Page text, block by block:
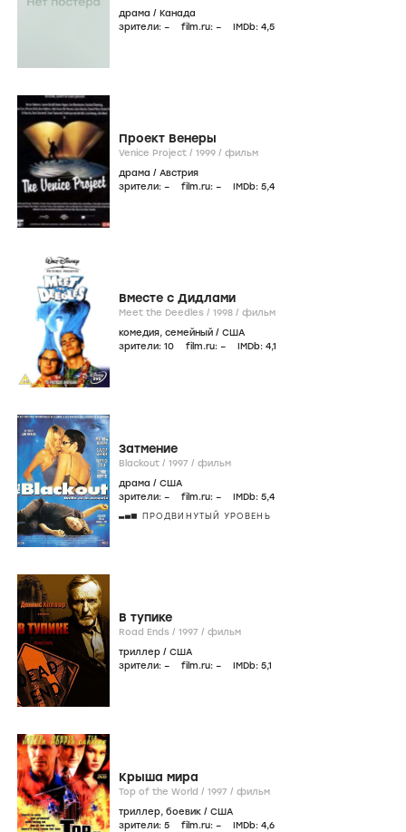
драма / Канада
зрители: – film.ru: – IMDb: 4,5
Проект Венеры
Venice Project / 1999 / фильм
драма / Австрия
зрители: – film.ru: – IMDb: 5,4
Вместе с Дидлами
Meet the Deedles / 1998 / фильм
комедия, семейный / США
зрители: 10 film.ru: – IMDb: 4,1
Затмение
Blackout / 1997 / фильм
драма / США
зрители: – film.ru: – IMDb: 5,4
ПРОДВИНУТЫЙ УРОВЕНЬ
В тупике
Road Ends / 1997 / фильм
триллер / США
зрители: – film.ru: – IMDb: 5,1
Крыша мира
Top of the World / 1997 / фильм
триллер, боевик / США
зрители: 5 film.ru: – IMDb: 4,6